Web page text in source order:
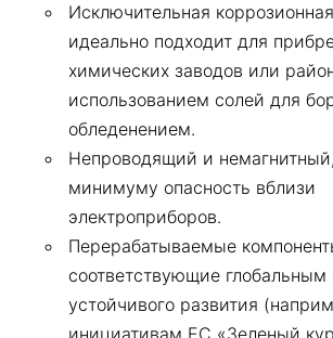
Исключительная
идеально подходит для
химических заводов или
использованием солей для
обледенением.
Непроводящий и
минимуму опасность вблизи
электроприборов.
Перерабатываемые
соответствующие глобальным
устойчивого развития